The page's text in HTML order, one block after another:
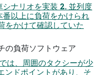
ナリオを実装 2. 並列度
以上に負荷をかけられ
をかけて確認していた
の負荷ソフトウェア
は、周囲のタクシーが少
ンドポイントがあり、そ